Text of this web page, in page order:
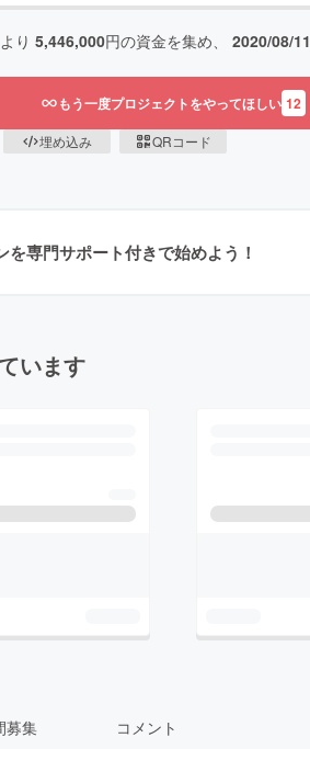
り 5,446,000円の資金を集め、 2020/08/11
もう一度プロジェクトをやってほしい 12
埋め込み QRコード
を専門サポート付きで始めよう！
います
募集 コメント